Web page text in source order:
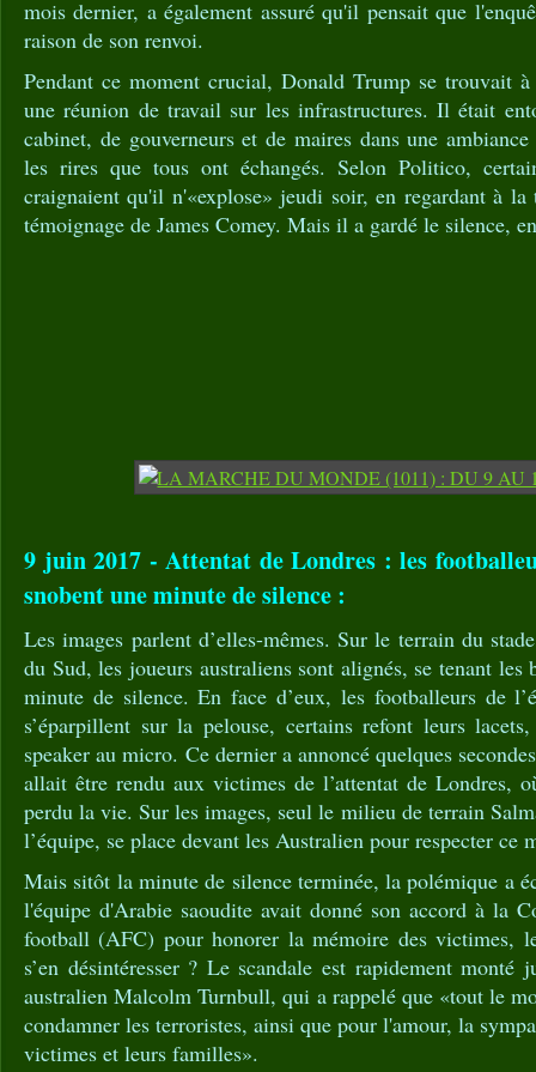
mois dernier, a également assuré qu'il pensait que
raison de son renvoi.
Pendant ce moment crucial, Donald Trump se trouvait
une réunion de travail sur les infrastructures. Il était
cabinet, de gouverneurs et de maires dans une
les rires que tous ont échangés. Selon Politico,
craignaient qu'il n'«explose» jeudi soir, en regardant à
témoignage de James Comey. Mais il a gardé le silence,
9 juin 2017 - Attentat de Londres : les
snobent une minute de silence :
Les images parlent d’elles-mêmes. Sur le terrain du
du Sud, les joueurs australiens sont alignés, se tenant les
minute de silence. En face d’eux, les footballeurs de
s’éparpillent sur la pelouse, certains refont leurs
speaker au micro. Ce dernier a annoncé quelques
allait être rendu aux victimes de l’attentat de Londres,
perdu la vie. Sur les images, seul le milieu de terrain
l’équipe, se place devant les Australien pour respecter ce
Mais sitôt la minute de silence terminée, la polémique a
l'équipe d'Arabie saoudite avait donné son accord à la
football (AFC) pour honorer la mémoire des victimes,
s’en désintéresser ? Le scandale est rapidement monté
australien Malcolm Turnbull, qui a rappelé que «tout le
condamner les terroristes, ainsi que pour l'amour, la
victimes et leurs familles».